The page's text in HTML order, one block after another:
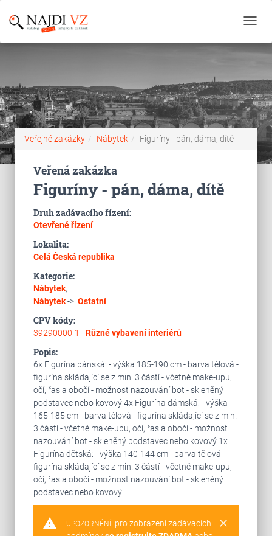
Veřejné zakázky Nábytek Figuríny - pán, dáma, dítě
Veřená zakázka
Figuríny - pán, dáma, dítě
Druh zadávacího řízení:
Otevřené řízení
Lokalita:
Celá Česká republika
Kategorie:
Nábytek,
Nábytek-> Ostatní
CPV kódy:
39290000-1 -Různé vybavení interiérů
Popis:
6x Figurína pánská: - výška 185-190 cm - barva tělová -
figurína skládající se z min. 3 částí - včetně make-upu,
očí, řas a obočí - možnost nazouvání bot - skleněný
podstavec nebo kovový 4x Figurína dámská: - výška
165-185 cm - barva tělová - figurína skládající se z min.
3 částí - včetně make-upu, očí, řas a obočí - možnost
nazouvání bot - skleněný podstavec nebo kovový 1x
Figurína dětská: - výška 140-144 cm - barva tělová -
figurína skládající se z min. 3 částí - včetně make-upu,
očí, řas a obočí - možnost nazouvání bot - skleněný
podstavec nebo kovový
warning clear
UPOZORNĚNÍ: pro zobrazení zadávacích